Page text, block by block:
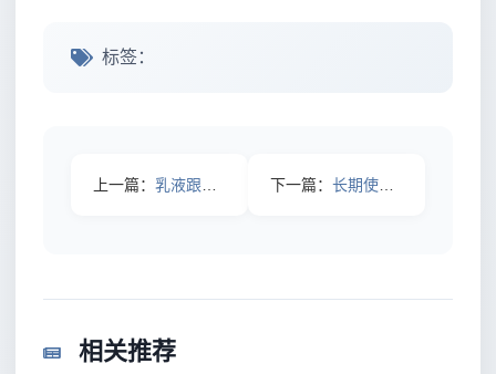
标签：
上一篇： 乳液跟身体乳能一起用吗？ 下一篇： 长期使用保湿按摩油会对皮肤造成危害吗？
相关推荐